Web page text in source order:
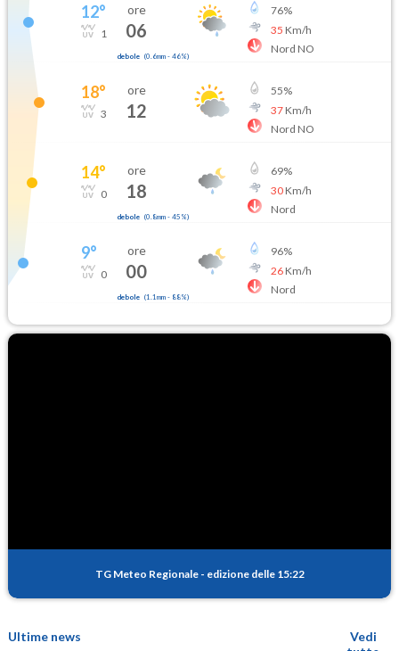
12°
1
ore
06
debole (0.6mm- 46%)
76%
35 Km/h
Nord NO
18°
3
ore
12
55%
37Km/h
Nord NO
14°
0
ore
18
debole (0.8mm- 45 %)
69%
30Km/h
Nord
9°
0
ore
00
debole (1.1mm- 88%)
96%
26Km/h
Nord
TG Meteo Regionale - edizione delle 15:22
Ultime news
Vedi